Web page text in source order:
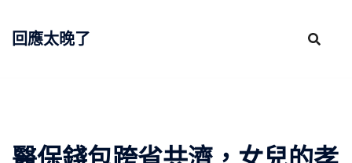
回應太晚了